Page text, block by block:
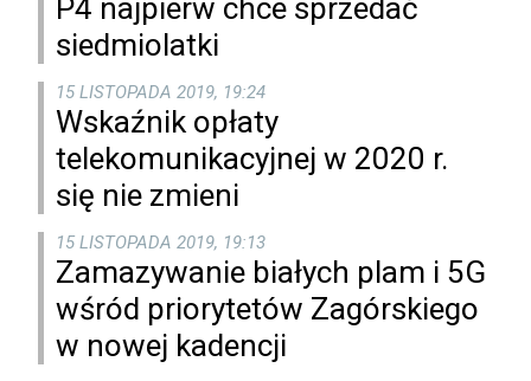
P4 najpierw chce sprzedać
siedmiolatki
15 LISTOPADA 2019, 19:24
Wskaźnik opłaty
telekomunikacyjnej w 2020 r.
się nie zmieni
15 LISTOPADA 2019, 19:13
Zamazywanie białych plam i 5G
wśród priorytetów Zagórskiego
w nowej kadencji